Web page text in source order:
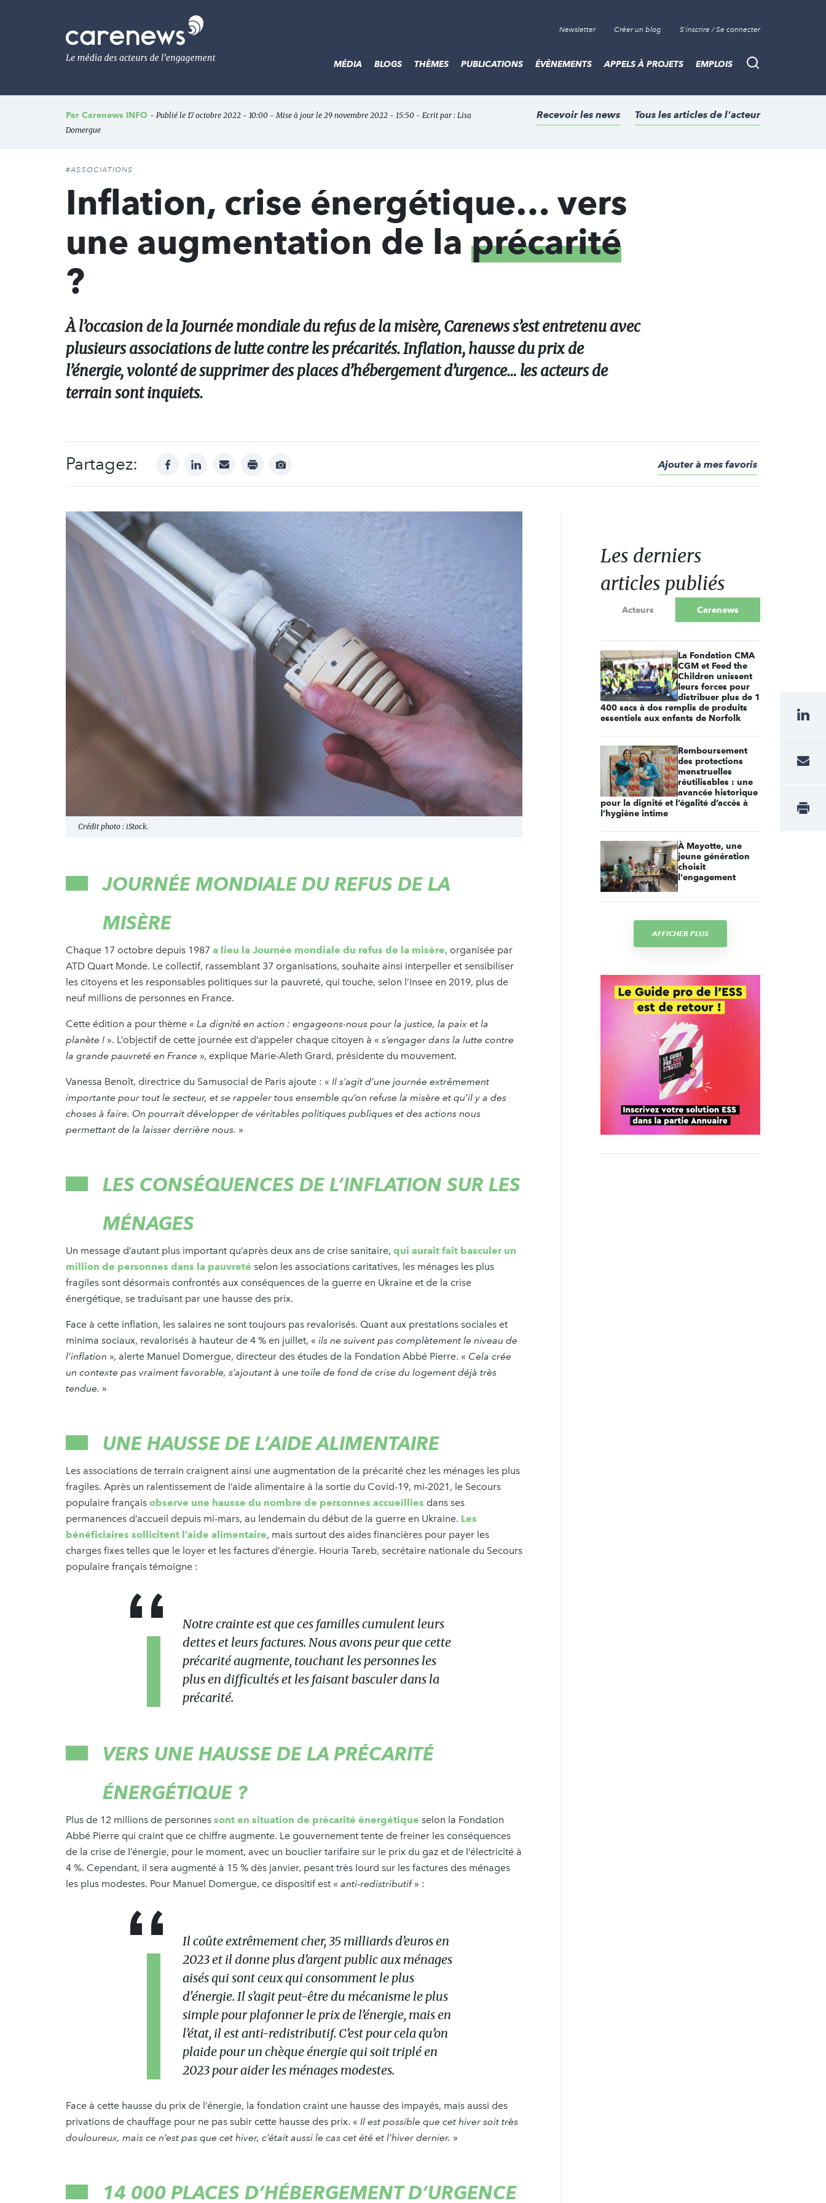
Le
média
de
l'engagement
Newsletter Créer un blog S'inscrire / Se connecter
Recherche
MÉDIA BLOGS THÈMES PUBLICATIONS ÉVÈNEMENTS APPELS À PROJETS EMPLOIS
Par Carenews INFO - Publié le 17 octobre 2022 - 10:00 - Mise à jour le 29 novembre 2022 - 15:50 - Ecrit par : Lisa
Domergue
Recevoir les news Tous les articles de l'acteur
#ASSOCIATIONS
Inflation, crise énergétique… vers
une augmentation de la précarité
?
À l’occasion de la Journée mondiale du refus de la misère, Carenews s’est entretenu avec
plusieurs associations de lutte contre les précarités. Inflation, hausse du prix de
l’énergie, volonté de supprimer des places d’hébergement d’urgence… les acteurs de
terrain sont inquiets.
Partagez: facebooklinkedinmail print
Afficher
Ajouter à mes favoris
Crédit photo : iStock.
JOURNÉE MONDIALE DU REFUS DE LA
MISÈRE
Chaque 17 octobre depuis 1987 a lieu la Journée mondiale du refus de la misère, organisée par
ATD Quart Monde. Le collectif, rassemblant 37 organisations, souhaite ainsi interpeller et sensibiliser
les citoyens et les responsables politiques sur la pauvreté, qui touche, selon l’Insee en 2019, plus de
neuf millions de personnes en France.
Cette édition a pour thème « La dignité en action : engageons-nous pour la justice, la paix et la
planète ! ». L’objectif de cette journée est d’appeler chaque citoyen à « s’engager dans la lutte contre
la grande pauvreté en France », explique Marie-Aleth Grard, présidente du mouvement.
Vanessa Benoît, directrice du Samusocial de Paris ajoute : « Il s’agit d’une journée extrêmement
importante pour tout le secteur, et se rappeler tous ensemble qu’on refuse la misère et qu’il y a des
choses à faire. On pourrait développer de véritables politiques publiques et des actions nous
permettant de la laisser derrière nous. »
LES CONSÉQUENCES DE L’INFLATION SUR LES
MÉNAGES
Un message d’autant plus important qu’après deux ans de crise sanitaire, qui aurait fait basculer un
million de personnes dans la pauvreté selon les associations caritatives, les ménages les plus
fragiles sont désormais confrontés aux conséquences de la guerre en Ukraine et de la crise
énergétique, se traduisant par une hausse des prix.
Face à cette inflation, les salaires ne sont toujours pas revalorisés. Quant aux prestations sociales et
minima sociaux, revalorisés à hauteur de 4 % en juillet, « ils ne suivent pas complètement le niveau de
l’inflation », alerte Manuel Domergue, directeur des études de la Fondation Abbé Pierre. « Cela crée
un contexte pas vraiment favorable, s’ajoutant à une toile de fond de crise du logement déjà très
tendue. »
UNE HAUSSE DE L’AIDE ALIMENTAIRE
Les associations de terrain craignent ainsi une augmentation de la précarité chez les ménages les plus
fragiles. Après un ralentissement de l’aide alimentaire à la sortie du Covid-19, mi-2021, le Secours
populaire français observe une hausse du nombre de personnes accueillies dans ses
permanences d’accueil depuis mi-mars, au lendemain du début de la guerre en Ukraine. Les
bénéficiaires sollicitent l’aide alimentaire, mais surtout des aides financières pour payer les
charges fixes telles que le loyer et les factures d’énergie. Houria Tareb, secrétaire nationale du Secours
populaire français témoigne :
Notre crainte est que ces familles cumulent leurs
dettes et leurs factures. Nous avons peur que cette
précarité augmente, touchant les personnes les
plus en difficultés et les faisant basculer dans la
précarité.
VERS UNE HAUSSE DE LA PRÉCARITÉ
ÉNERGÉTIQUE ?
Plus de 12 millions de personnes sont en situation de précarité énergétique selon la Fondation
Abbé Pierre qui craint que ce chiffre augmente. Le gouvernement tente de freiner les conséquences
de la crise de l’énergie, pour le moment, avec un bouclier tarifaire sur le prix du gaz et de l’électricité à
4 %. Cependant, il sera augmenté à 15 % dès janvier, pesant très lourd sur les factures des ménages
les plus modestes. Pour Manuel Domergue, ce dispositif est « anti-redistributif» :
Il coûte extrêmement cher, 35 milliards d’euros en
2023 et il donne plus d’argent public aux ménages
aisés qui sont ceux qui consomment le plus
d'énergie. Il s’agit peut-être du mécanisme le plus
simple pour plafonner le prix de l’énergie, mais en
l’état, il est anti-redistributif. C’est pour cela qu’on
plaide pour un chèque énergie qui soit triplé en
2023 pour aider les ménages modestes.
Face à cette hausse du prix de l’énergie, la fondation craint une hausse des impayés, mais aussi des
privations de chauffage pour ne pas subir cette hausse des prix. « Il est possible que cet hiver soit très
douloureux, mais ce n’est pas que cet hiver, c’était aussi le cas cet été et l’hiver dernier. »
14 000 PLACES D’HÉBERGEMENT D’URGENCE
Les derniers
articles publiés
Acteurs Carenews
La Fondation CMA
CGM et Feed the
Children unissent
leurs forces pour
distribuer plus de 1
400 sacs à dos remplis de produits
essentiels aux enfants de Norfolk
Remboursement
des protections
menstruelles
réutilisables : une
avancée historique
pour la dignité et l’égalité d’accès à
l’hygiène intime
À Mayotte, une
jeune génération
choisit
l'engagement
AFFICHER PLUS